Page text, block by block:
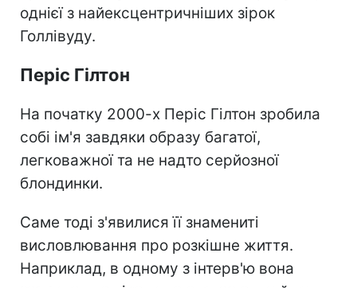
однієї з найексцентричніших зірок
Голлівуду.
Періс Гілтон
На початку 2000-х Періс Гілтон зробила
собі ім'я завдяки образу багатої,
легковажної та не надто серйозної
блондинки.
Саме тоді з'явилися її знамениті
висловлювання про розкішне життя.
Наприклад, в одному з інтерв'ю вона